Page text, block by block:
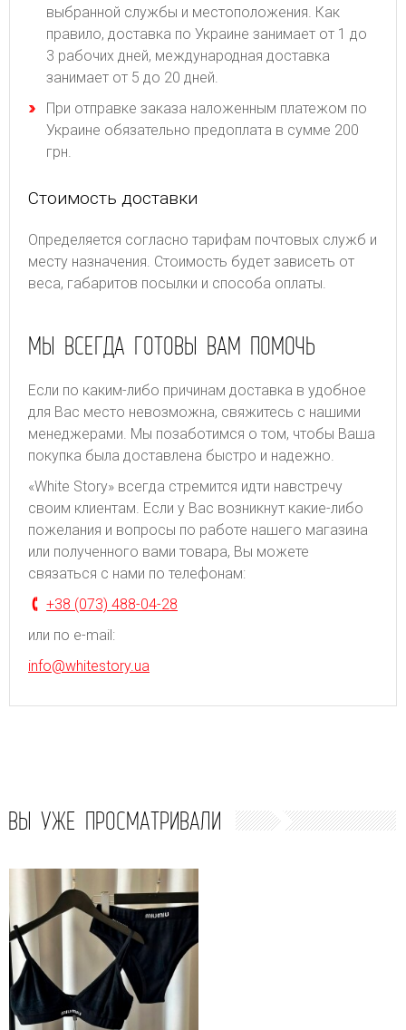
выбранной службы и местоположения. Как
правило, доставка по Украине занимает от 1 до
3 рабочих дней, международная доставка
занимает от 5 до 20 дней.
При отправке заказа наложенным платежом по
Украине обязательно предоплата в сумме 200
грн.
Стоимость доставки
Определяется согласно тарифам почтовых служб и
месту назначения. Стоимость будет зависеть от
веса, габаритов посылки и способа оплаты.
МЫ ВСЕГДА ГОТОВЫ ВАМ ПОМОЧЬ
Если по каким-либо причинам доставка в удобное
для Вас место невозможна, свяжитесь с нашими
менеджерами. Мы позаботимся о том, чтобы Ваша
покупка была доставлена быстро и надежно.
«White Story» всегда стремится идти навстречу
своим клиентам. Если у Вас возникнут какие-либо
пожелания и вопросы по работе нашего магазина
или полученного вами товара, Вы можете
связаться с нами по телефонам:
+38 (073) 488-04-28
или по e-mail:
info@whitestory.ua
ВЫ УЖЕ ПРОСМАТРИВАЛИ